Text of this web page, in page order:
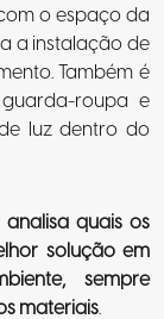
o espaço da
a instalação de
Também é
roupa e
luz dentro do
quais os
solução em
sempre
materiais.